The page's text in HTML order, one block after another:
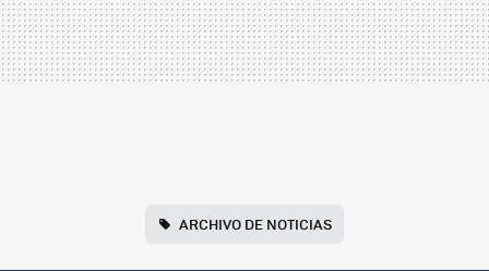
ARCHIVO DE NOTICIAS